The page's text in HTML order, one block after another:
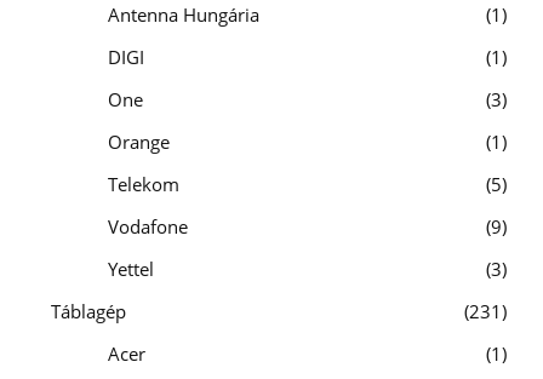
Antenna Hungária
1
DIGI
1
One
3
Orange
1
Telekom
5
Vodafone
9
Yettel
3
Táblagép
231
Acer
1